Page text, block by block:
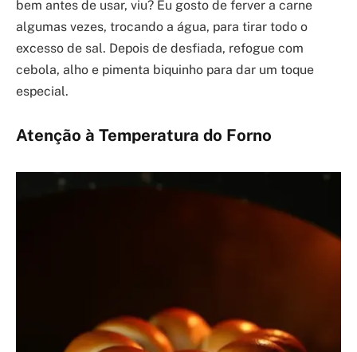
bem antes de usar, viu? Eu gosto de ferver a carne
algumas vezes, trocando a água, para tirar todo o
excesso de sal. Depois de desfiada, refogue com
cebola, alho e pimenta biquinho para dar um toque
especial.
Atenção à Temperatura do Forno